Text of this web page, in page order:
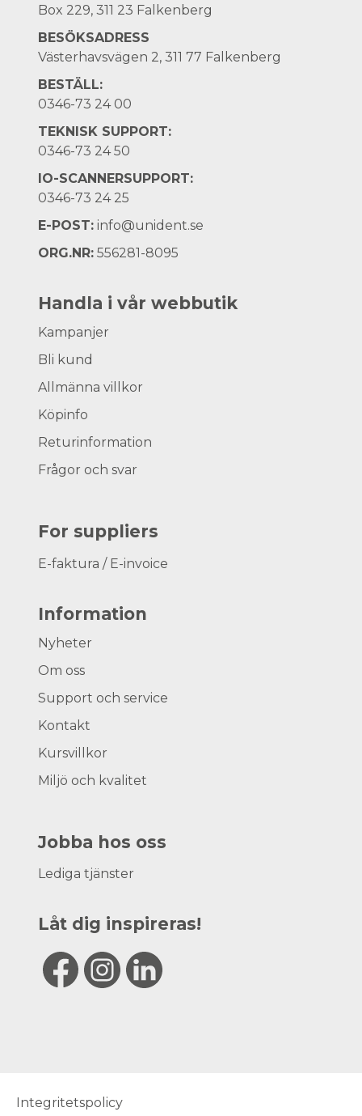
Box 229, 311 23 Falkenberg
BESÖKSADRESS
Västerhavsvägen 2, 311 77 Falkenberg
BESTÄLL:
0346-73 24 00
TEKNISK SUPPORT:
0346-73 24 50
IO-SCANNERSUPPORT:
0346-73 24 25
E-POST: info@unident.se
ORG.NR: 556281-8095
Handla i vår webbutik
Kampanjer
Bli kund
Allmänna villkor
Köpinfo
Returinformation
Frågor och svar
For suppliers
E-faktura / E-invoice
Information
Nyheter
Om oss
Support och service
Kontakt
Kursvillkor
Miljö och kvalitet
Jobba hos oss
Lediga tjänster
Låt dig inspireras!
Integritetspolicy